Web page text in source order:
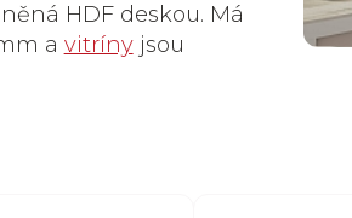
HDF deskou. Má
a vitrínyjsou